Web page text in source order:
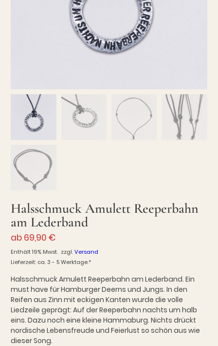
Halsschmuck Amulett Reeperbahn
am Lederband
ab 69,90€
Enthält 19% Mwst. zzgl.Versand
Lieferzeit: ca. 3 - 5 Werktage.*
Halsschmuck Amulett Reeperbahn am Lederband. Ein
must have für Hamburger Deerns und Jungs. In den
Reifen aus Zinn mit eckigen Kanten wurde die volle
Liedzeile geprägt: Auf der Reeperbahn nachts um halb
eins. Dazu noch eine kleine Hammaburg. Nichts drückt
nordische Lebensfreude und Feierlust so schön aus wie
dieser Song.